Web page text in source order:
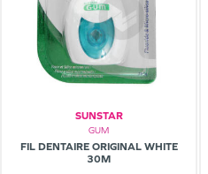
SUNSTAR
GUM
FIL DENTAIRE ORIGINAL WHITE
30M